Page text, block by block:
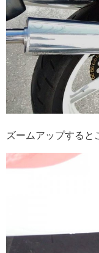
ズームアップすると